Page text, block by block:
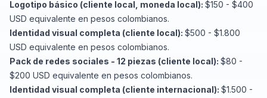
Logotipo básico (cliente local, moneda local): $150 - $400
USD equivalente en pesos colombianos.
Identidad visual completa (cliente local): $500 - $1.800
USD equivalente en pesos colombianos.
Pack de redes sociales - 12 piezas (cliente local): $80 -
$200 USD equivalente en pesos colombianos.
Identidad visual completa (cliente internacional): $1.500 -